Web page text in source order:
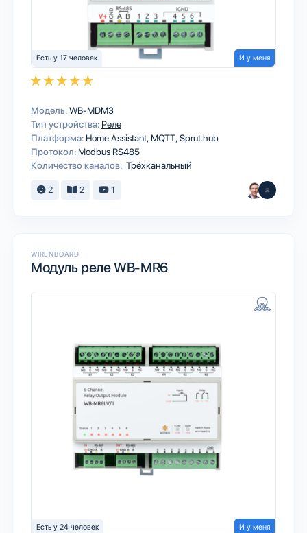
Есть у 17 человек И у меня
Модель:WB-MDM3
Тип устройства: Реле
Платформа: Home Assistant MQTTSprut.hub
Протокол: Modbus RS485
Количество каналов: Трёхканальный
2 2 1
WIRENBOARD
Модуль реле WB-MR6
Есть у 24 человек И у меня